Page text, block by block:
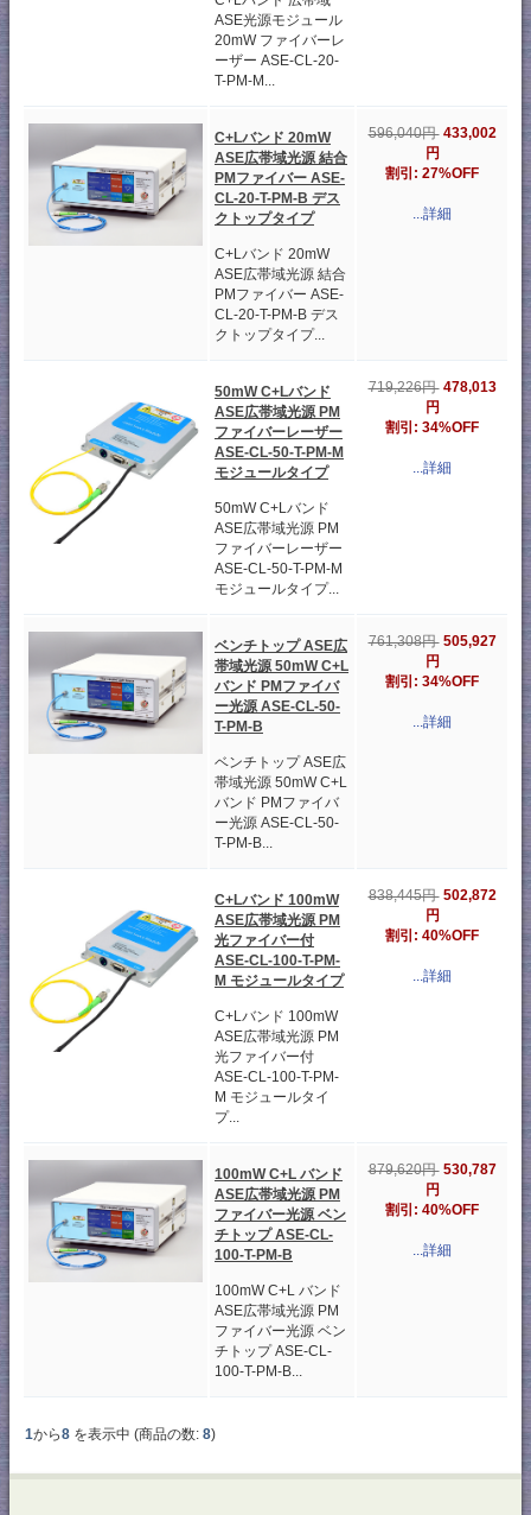
ASE光源モジュール
20mW ファイバーレ
ーザー ASE-CL-20-
T-PM-M...
C+Lバンド 20mW
ASE広帯域光源 結合
PMファイバー ASE-
CL-20-T-PM-B デス
クトップタイプ
C+Lバンド 20mW
ASE広帯域光源 結合
PMファイバー ASE-
CL-20-T-PM-B デス
クトップタイプ...
596,040円 433,002
円
割引: 27%OFF
...詳細
50mW C+Lバンド
ASE広帯域光源 PM
ファイバーレーザー
ASE-CL-50-T-PM-M
モジュールタイプ
50mW C+Lバンド
ASE広帯域光源 PM
ファイバーレーザー
ASE-CL-50-T-PM-M
モジュールタイプ...
719,226円 478,013
円
割引: 34%OFF
...詳細
ベンチトップ ASE広
帯域光源 50mW C+L
バンド PMファイバ
ー光源 ASE-CL-50-
T-PM-B
ベンチトップ ASE広
帯域光源 50mW C+L
バンド PMファイバ
ー光源 ASE-CL-50-
T-PM-B...
761,308円 505,927
円
割引: 34%OFF
...詳細
C+Lバンド 100mW
ASE広帯域光源 PM
光ファイバー付
ASE-CL-100-T-PM-
M モジュールタイプ
C+Lバンド 100mW
ASE広帯域光源 PM
光ファイバー付
ASE-CL-100-T-PM-
M モジュールタイ
プ...
838,445円 502,872
円
割引: 40%OFF
...詳細
100mW C+L バンド
ASE広帯域光源 PM
ファイバー光源 ベン
チトップ ASE-CL-
100-T-PM-B
100mW C+L バンド
ASE広帯域光源 PM
ファイバー光源 ベン
チトップ ASE-CL-
100-T-PM-B...
879,620円 530,787
円
割引: 40%OFF
...詳細
1から8 を表示中 (商品の数: 8)